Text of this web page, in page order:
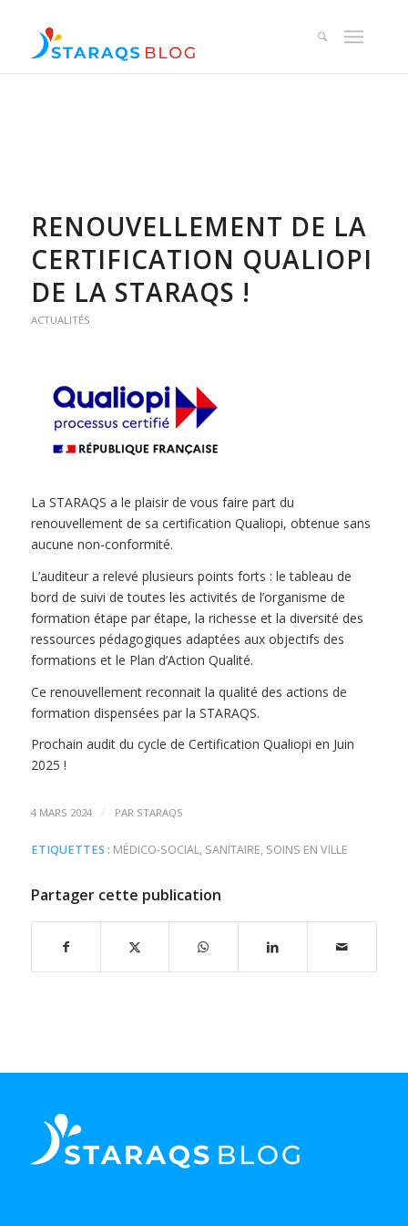
RENOUVELLEMENT DE LA
CERTIFICATION QUALIOPI
DE LA STARAQS !
ACTUALITÉS
La STARAQS a le plaisir de vous faire part du
renouvellement de sa certification Qualiopi, obtenue sans
aucune non-conformité.
L’auditeur a relevé plusieurs points forts : le tableau de
bord de suivi de toutes les activités de l’organisme de
formation étape par étape, la richesse et la diversité des
ressources pédagogiques adaptées aux objectifs des
formations et le Plan d’Action Qualité.
Ce renouvellement reconnait la qualité des actions de
formation dispensées par la STARAQS.
Prochain audit du cycle de Certification Qualiopi en Juin
2025 !
4 MARS 2024 / PAR STARAQS
ETIQUETTES : MÉDICO-SOCIAL, SANITAIRE, SOINS EN VILLE
Partager cette publication